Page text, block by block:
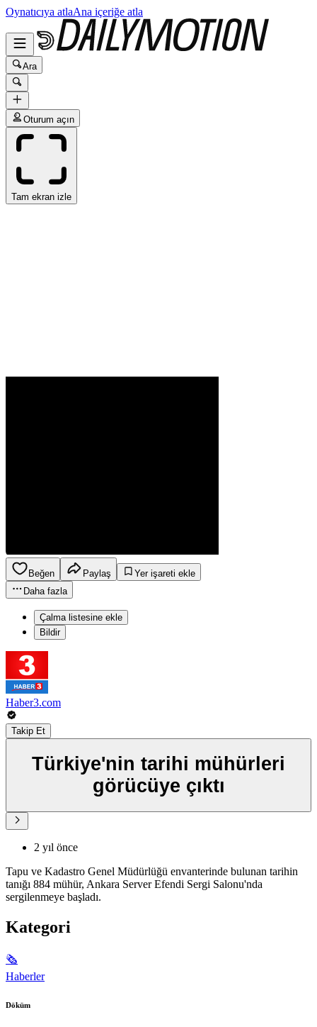
Oynatıcıya atlaAna içeriğe atla
Ara
Oturum açın
Tam ekran izle
Beğen Paylaş
Yer işareti ekle
Daha fazla
Çalma listesine ekle
Bildir
Haber3.com
Takip Et
Türkiye'nin tarihi mühürleri
görücüye çıktı
2 yıl önce
Tapu ve Kadastro Genel Müdürlüğü envanterinde bulunan tarihin
tanığı 884 mühür, Ankara Server Efendi Sergi Salonu'nda
sergilenmeye başladı.
Kategori
🗞
Haberler
Döküm